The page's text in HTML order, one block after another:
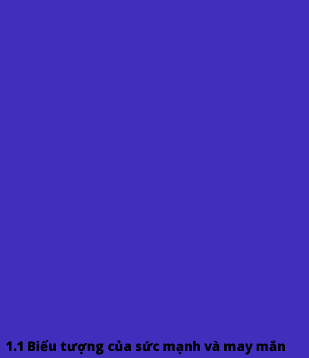
1.1 Biểu tượng của sức mạnh và may mắn